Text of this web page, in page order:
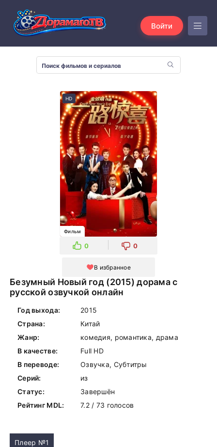
Войти
HD
Фильм
0 0
В избранное
Безумный Новый год (2015) дорама с
русской озвучкой онлайн
Год выхода:
2015
Страна:
Китай
Жанр:
комедия, романтика, драма
В качестве:
Full HD
В переводе:
Озвучка, Субтитры
Серий:
из
Статус:
Завершён
Рейтинг MDL:
7.2 / 73 голосов
Плеер №1